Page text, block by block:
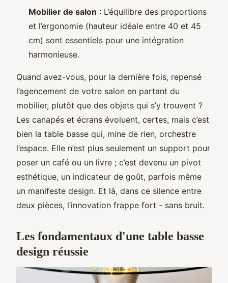
Mobilier de salon : L’équilibre des proportions
et l’ergonomie (hauteur idéale entre 40 et 45
cm) sont essentiels pour une intégration
harmonieuse.
Quand avez-vous, pour la dernière fois, repensé
l’agencement de votre salon en partant du
mobilier, plutôt que des objets qui s’y trouvent ?
Les canapés et écrans évoluent, certes, mais c’est
bien la table basse qui, mine de rien, orchestre
l’espace. Elle n’est plus seulement un support pour
poser un café ou un livre ; c’est devenu un pivot
esthétique, un indicateur de goût, parfois même
un manifeste design. Et là, dans ce silence entre
deux pièces, l’innovation frappe fort - sans bruit.
Les fondamentaux d'une table basse
design réussie